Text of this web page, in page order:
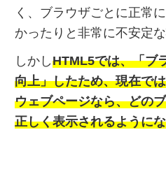
く、ブラウザごとに正常
かったりと非常に不安定な
しかしHTML5では、「ブ
向上」したため、現在で
ウェブページなら、どの
正しく表示されるように